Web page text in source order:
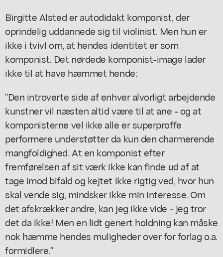
Birgitte Alsted er autodidakt komponist, der
oprindelig uddannede sig til violinist. Men hun er
ikke i tvivl om, at hendes identitet er som
komponist. Det nørdede komponist-image lader
ikke til at have hæmmet hende:
"Den introverte side af enhver alvorligt arbejdende
kunstner vil næsten altid være til at ane - og at
komponisterne vel ikke alle er superproffe
performere understøtter da kun den charmerende
mangfoldighed. At en komponist efter
fremførelsen af sit værk ikke kan finde ud af at
tage imod bifald og kejtet ikke rigtig ved, hvor hun
skal vende sig, mindsker ikke min interesse. Om
det afskrækker andre, kan jeg ikke vide - jeg tror
det da ikke! Men en lidt genert holdning kan måske
nok hæmme hendes muligheder over for forlag o.a.
formidlere."